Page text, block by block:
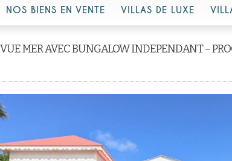
NOS BIENS EN VENTE VILLAS DE LUXE
MER AVEC BUNGALOW INDEPENDANT –